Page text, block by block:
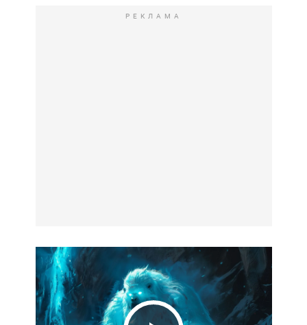
РЕКЛАМА